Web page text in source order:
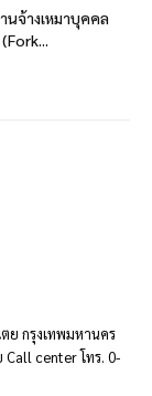
นจ้างเหมาบุคคล
ย กรุงเทพมหานคร
center โทร. 0-